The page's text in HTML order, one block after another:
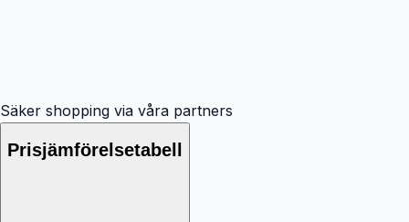
Säker shopping via våra partners
Prisjämförelsetabell